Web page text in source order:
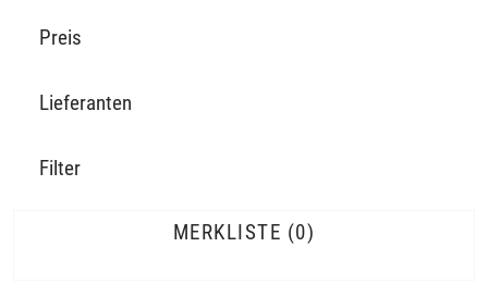
Preis
Lieferanten
Filter
MERKLISTE 0